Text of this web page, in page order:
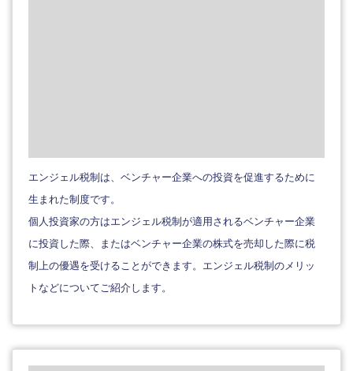
エンジェル税制は、ベンチャー企業への投資を促進するために
生まれた制度です。
個人投資家の方はエンジェル税制が適用されるベンチャー企業
に投資した際、またはベンチャー企業の株式を売却した際に税
制上の優遇を受けることができます。エンジェル税制のメリッ
トなどについてご紹介します。